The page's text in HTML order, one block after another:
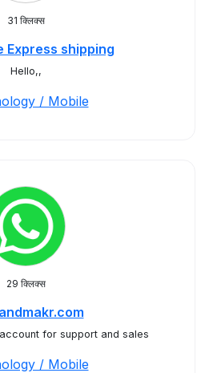
31 क्लिक्स
Express shipping
Hello,,
/ Mobile
29 क्लिक्स
for support and sales
/ Mobile